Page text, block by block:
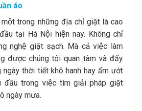
áo
trong những địa chỉ giặt là cao
tại Hà Nội hiện nay. Không chỉ
nghệ giặt sạch. Mà cả việc làm
được chúng tôi quan tâm và đẩy
ngày thời tiết khô hanh hay ẩm ướt
đầu trong việc tìm giải pháp giặt
ngày mưa.